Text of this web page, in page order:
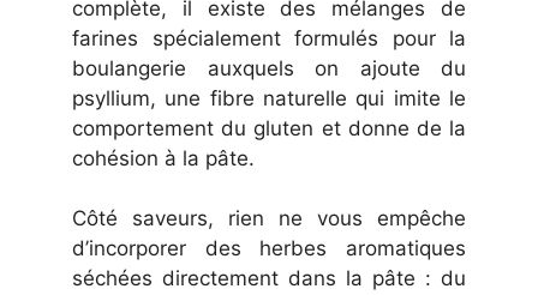
complète, il existe des mélanges de
farines spécialement formulés pour la
boulangerie auxquels on ajoute du
psyllium, une fibre naturelle qui imite le
comportement du gluten et donne de la
cohésion à la pâte.
Côté saveurs, rien ne vous empêche
d’incorporer des herbes aromatiques
séchées directement dans la pâte : du